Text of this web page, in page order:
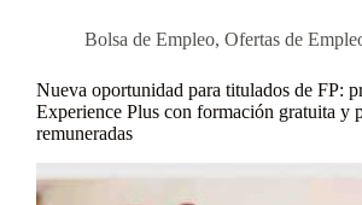
Bolsa de Empleo, Ofertas de
Nueva oportunidad para titulados de FP:
Experience Plus con formación gratuita y
remuneradas